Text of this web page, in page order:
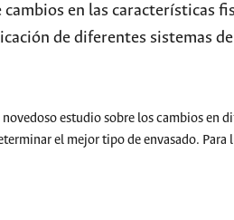
en las características
de diferentes sistemas
estudio sobre los cambios en
el mejor tipo de envasado.